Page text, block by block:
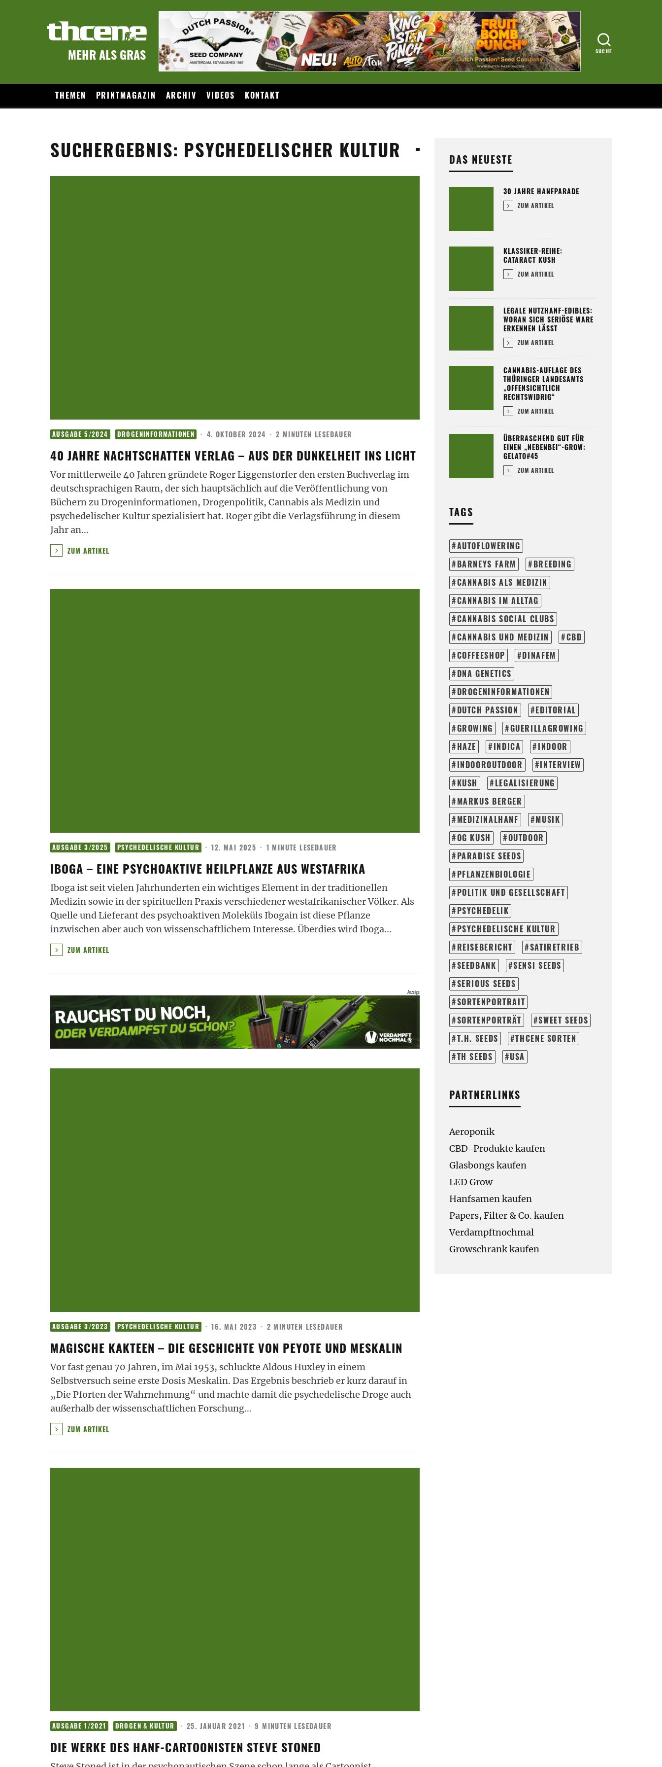
MEHR ALS GRAS
THEMEN PRINTMAGAZIN ARCHIV VIDEOS KONTAKT
SUCHERGEBNIS: PSYCHEDELISCHER KULTUR
AUSGABE 5/2024 DROGENINFORMATIONEN · 4. OKTOBER 2024 · 2 MINUTEN LESEDAUER
40 JAHRE NACHTSCHATTEN VERLAG – AUS DER DUNKELHEIT INS LICHT
Vor mittlerweile 40 Jahren gründete Roger Liggenstorfer den ersten Buchverlag im
deutschsprachigen Raum, der sich hauptsächlich auf die Veröffentlichung von
Büchern zu Drogeninformationen, Drogenpolitik, Cannabis als Medizin und
psychedelischer Kultur spezialisiert hat. Roger gibt die Verlagsführung in diesem
Jahr an...
ZUM ARTIKEL
AUSGABE 3/2025 PSYCHEDELISCHE KULTUR · 12. MAI 2025 · 1 MINUTE LESEDAUER
IBOGA – EINE PSYCHOAKTIVE HEILPFLANZE AUS WESTAFRIKA
Iboga ist seit vielen Jahrhunderten ein wichtiges Element in der traditionellen
Medizin sowie in der spirituellen Praxis verschiedener westafrikanischer Völker. Als
Quelle und Lieferant des psychoaktiven Moleküls Ibogain ist diese Pflanze
inzwischen aber auch von wissenschaftlichem Interesse. Überdies wird Iboga...
ZUM ARTIKEL
AUSGABE 3/2023 PSYCHEDELISCHE KULTUR · 16. MAI 2023 · 2 MINUTEN LESEDAUER
MAGISCHE KAKTEEN – DIE GESCHICHTE VON PEYOTE UND MESKALIN
Vor fast genau 70 Jahren, im Mai 1953, schluckte Aldous Huxley in einem
Selbstversuch seine erste Dosis Meskalin. Das Ergebnis beschrieb er kurz darauf in
„Die Pforten der Wahrnehmung“ und machte damit die psychedelische Droge auch
außerhalb der wissenschaftlichen Forschung...
ZUM ARTIKEL
AUSGABE 1/2021 DROGEN & KULTUR · 25. JANUAR 2021 · 9 MINUTEN LESEDAUER
DIE WERKE DES HANF-CARTOONISTEN STEVE STONED
DAS NEUESTE
30 JAHRE HANFPARADE
ZUM ARTIKEL
KLASSIKER-REIHE:
CATARACT KUSH
ZUM ARTIKEL
LEGALE NUTZHANF-EDIBLES:
WORAN SICH SERIÖSE WARE
ERKENNEN LÄSST
ZUM ARTIKEL
CANNABIS-AUFLAGE DES
THÜRINGER LANDESAMTS
„OFFENSICHTLICH
RECHTSWIDRIG“
ZUM ARTIKEL
ÜBERRASCHEND GUT FÜR
EINEN „NEBENBEI“-GROW:
GELATO#45
ZUM ARTIKEL
TAGS
AUTOFLOWERING
BARNEYS FARM
BREEDING
CANNABIS ALS MEDIZIN
CANNABIS IM ALLTAG
CANNABIS SOCIAL CLUBS
CANNABIS UND MEDIZIN
CBD
COFFEESHOP
DINAFEM
DNA GENETICS
DROGENINFORMATIONEN
DUTCH PASSION
EDITORIAL
GROWING
GUERILLAGROWING
HAZE
INDICA
INDOOR
INDOOROUTDOOR
INTERVIEW
KUSH
LEGALISIERUNG
MARKUS BERGER
MEDIZINALHANF
MUSIK
OG KUSH
OUTDOOR
PARADISE SEEDS
PFLANZENBIOLOGIE
POLITIK UND GESELLSCHAFT
PSYCHEDELIK
PSYCHEDELISCHE KULTUR
REISEBERICHT
SATIRETRIEB
SEEDBANK
SENSI SEEDS
SERIOUS SEEDS
SORTENPORTRAIT
SORTENPORTRÄT
SWEET SEEDS
T.H. SEEDS
THCENE SORTEN
TH SEEDS
USA
PARTNERLINKS
Aeroponik
CBD-Produkte kaufen
Glasbongs kaufen
LED Grow
Hanfsamen kaufen
Papers, Filter & Co. kaufen
Verdampftnochmal
Growschrank kaufen